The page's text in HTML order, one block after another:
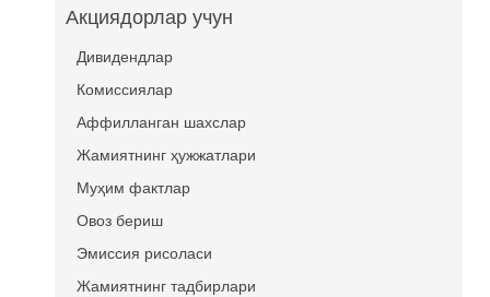
Акциядорлар учун
Дивидендлар
Комиссиялар
Аффилланган шахслар
Жамиятнинг ҳужжатлари
Муҳим фактлар
Овоз бериш
Эмиссия рисоласи
Жамиятнинг тадбирлари